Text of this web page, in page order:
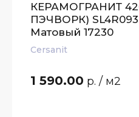
КЕРАМОГРАНИТ
ПЭЧВОРК)
Матовый 17230
Cersanit
1 590.00 р. / м2